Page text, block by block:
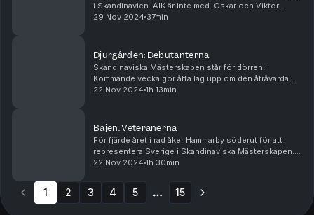
i Skandinavien. AIK är inte med. Oskar och Viktor
försöker reda ut varför.
29 Nov 2024 37min
Djurgården: Debutanterna
Skandinaviska Mästerskapen står för dörren!
Kommande vecka gör åtta lag upp om den åtråvärda
titeln som Sveriges bästa P19-lag och för första
22 Nov 2024 1h 13min
Bajen: Veteranerna
För fjärde året i rad åker Hammarby söderut för att
representera Sverige i Skandinaviska Mästerskapen.
Fotboll Sthlm går igenom Bajentruppen spelare för
22 Nov 2024 1h 30min
1 2 3 4 5 15